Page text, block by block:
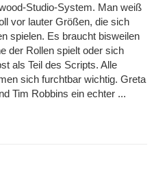
Studio-System. Man weiß
vor lauter Größen, die sich
spielen. Es braucht bisweilen
der Rollen spielt oder sich
als Teil des Scripts. Alle
sich furchtbar wichtig. Greta
Tim Robbins ein echter ...